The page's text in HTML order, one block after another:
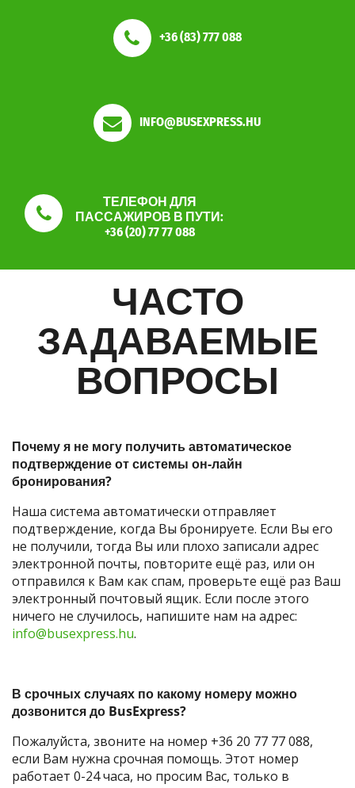
+36 (83) 777 088
INFO@BUSEXPRESS.HU
ТЕЛЕФОН ДЛЯ
ПАССАЖИРОВ В ПУТИ:
+36 (20) 77 77 088
ЧАСТО
ЗАДАВАЕМЫЕ
ВОПРОСЫ
Почему я не могу получить автоматическое
подтверждение от системы он-лайн
бронирования?
Наша система автоматически отправляет
подтверждение, когда Вы бронируете. Если Вы его
не получили, тогда Вы или плохо записали адрес
электронной почты, повторите ещё раз, или он
отправился к Вам как спам, проверьте ещё раз Ваш
электронный почтовый ящик. Если после этого
ничего не случилось, напишите нам на адрес:
info@busexpress.hu.
В срочных случаях по какому номеру можно
дозвонится до BusExpress?
Пожалуйста, звоните на номер +36 20 77 77 088,
если Вам нужна срочная помощь. Этот номер
работает 0-24 часа, но просим Вас, только в